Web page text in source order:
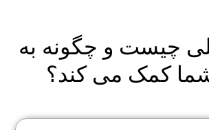
چیست و چگونه به